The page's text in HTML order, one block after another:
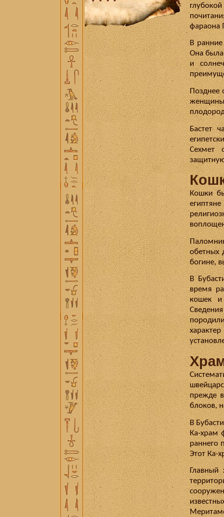
фараона
В
Она была
и
Позднее
женщины
Бастет
Сехмет
Кошки
обетных
богине,
В
время
кошек и
прежде
блоков,
В
Ка-храм
раннего
Этот Ка-
Главный